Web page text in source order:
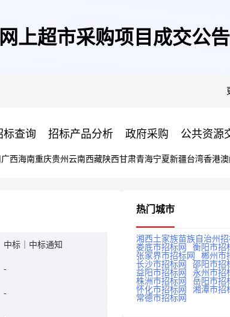
上超市采购项目成交公告
标查询 招标产品分析 政府采购 公共资源
广西海南重庆贵州 云南西藏陕西甘肃青海宁夏新疆台湾香港澳
中标｜中标通知
热门城市
湘西土家族苗族自治州招
娄底市招标网
衡阳市招
张家界市招标网
郴州市
长沙市招标网
邵阳市招
益阳市招标网
永州市招
株洲市招标网
岳阳市招
怀化市招标网
湘潭市招
常德市招标网